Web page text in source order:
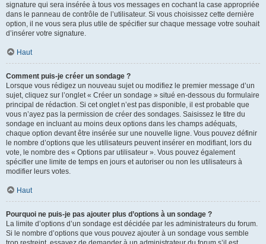
signature qui sera insérée à tous vos messages en cochant la case appropriée
dans le panneau de contrôle de l’utilisateur. Si vous choisissez cette dernière
option, il ne vous sera plus utile de spécifier sur chaque message votre souhait
d’insérer votre signature.
Haut
Comment puis-je créer un sondage ?
Lorsque vous rédigez un nouveau sujet ou modifiez le premier message d’un
sujet, cliquez sur l’onglet « Créer un sondage » situé en-dessous du formulaire
principal de rédaction. Si cet onglet n’est pas disponible, il est probable que
vous n’ayez pas la permission de créer des sondages. Saisissez le titre du
sondage en incluant au moins deux options dans les champs adéquats,
chaque option devant être insérée sur une nouvelle ligne. Vous pouvez définir
le nombre d’options que les utilisateurs peuvent insérer en modifiant, lors du
vote, le nombre des « Options par utilisateur ». Vous pouvez également
spécifier une limite de temps en jours et autoriser ou non les utilisateurs à
modifier leurs votes.
Haut
Pourquoi ne puis-je pas ajouter plus d’options à un sondage ?
La limite d’options d’un sondage est décidée par les administrateurs du forum.
Si le nombre d’options que vous pouvez ajouter à un sondage vous semble